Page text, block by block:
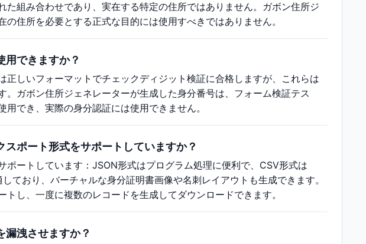
組み合わせであり、実在する特定の住所ではありません。ガボン住所ジ
住所を必要とする正式な目的には使用すべきではありません。
用できますか？
しいフォーマットでチェックディジット検証に合格しますが、これらは
ガボン住所ジェネレーターが生成した身分番号は、フォーム検証テス
でき、実際の身分認証には使用できません。
ポート形式をサポートしていますか？
ートしています：JSON形式はプログラム処理に便利で、CSV形式は
ており、バーチャルな身分証明書画像や名刺レイアウトも生成できます。
し、一度に複数のレコードを生成してダウンロードできます。
漏洩させますか？